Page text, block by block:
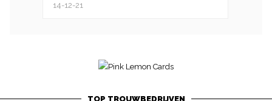
14-12-21
TOP TROUWBEDRIJVEN